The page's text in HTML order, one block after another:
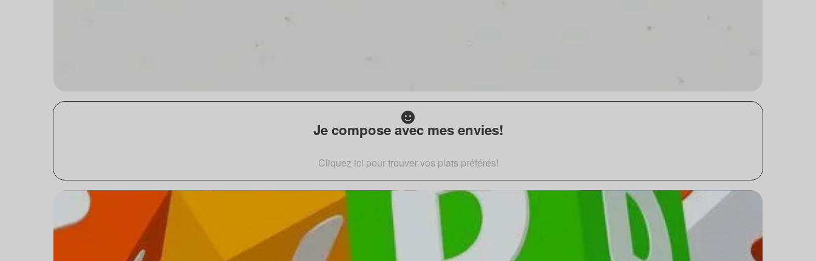
Je compose avec mes envies!
Cliquez ici pour trouver vos plats préférés!